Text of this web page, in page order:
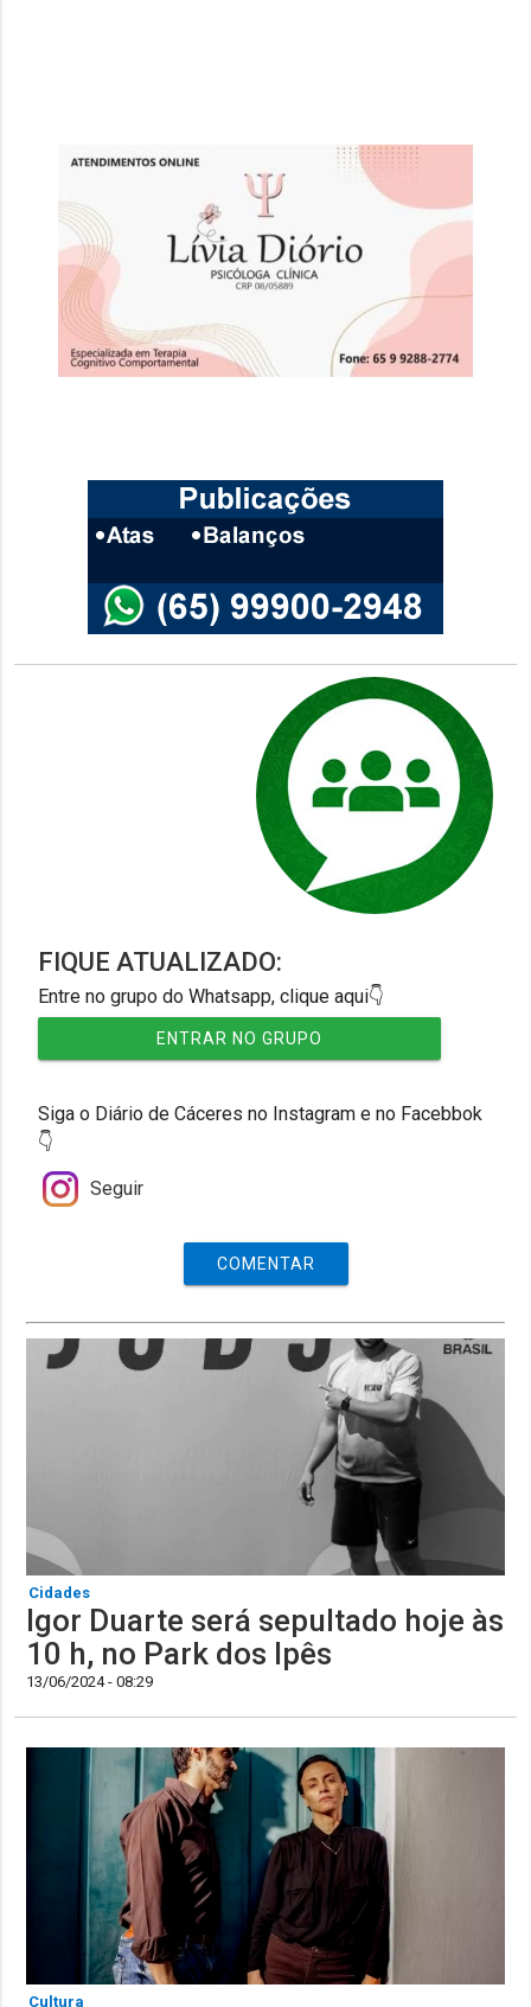
FIQUE ATUALIZADO:
Entre no grupo do Whatsapp, clique aqui👇
ENTRAR NO GRUPO
Siga o Diário de Cáceres no Instagram e no Facebbok
👇
Seguir
COMENTAR
Cidades
Igor Duarte será sepultado hoje às
10 h, no Park dos Ipês
13/06/2024 - 08:29
Cultura